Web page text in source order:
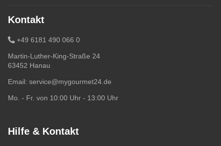
Kontakt
+49 6181 490 066 0
Martin-Luther-King-Straße 24
63452 Hanau
Email: service@mygourmet24.de
Mo. - Fr. von 10:00 Uhr - 13:00 Uhr
Hilfe & Kontakt